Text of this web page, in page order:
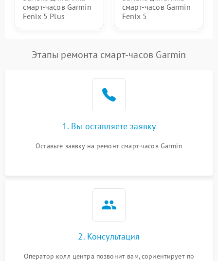
смарт-часов Garmin
Fenix 5 Plus
смарт-часов Garmin
Fenix 5
Этапы ремонта смарт-часов Garmin
1. Вы оставляете заявку
Оставьте заявку на ремонт смарт-часов Garmin
2. Консультация
Оператор колл центра позвонит вам, сориентирует по